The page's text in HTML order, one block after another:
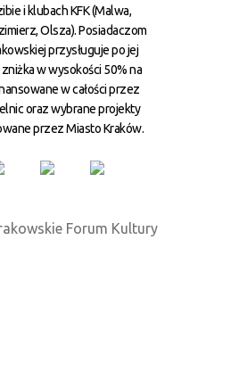
i klubach KFK (Malwa,
Olsza). Posiadaczom
przysługuje po jej
w wysokości 50% na
w całości przez
oraz wybrane projekty
przez Miasto Kraków.
Forum Kultury